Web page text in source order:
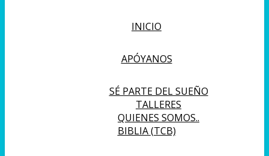
INICIO
APÓYANOS
SÉ PARTE DEL SUEÑO
TALLERES
QUIENES SOMOS..
BIBLIA (TCB)